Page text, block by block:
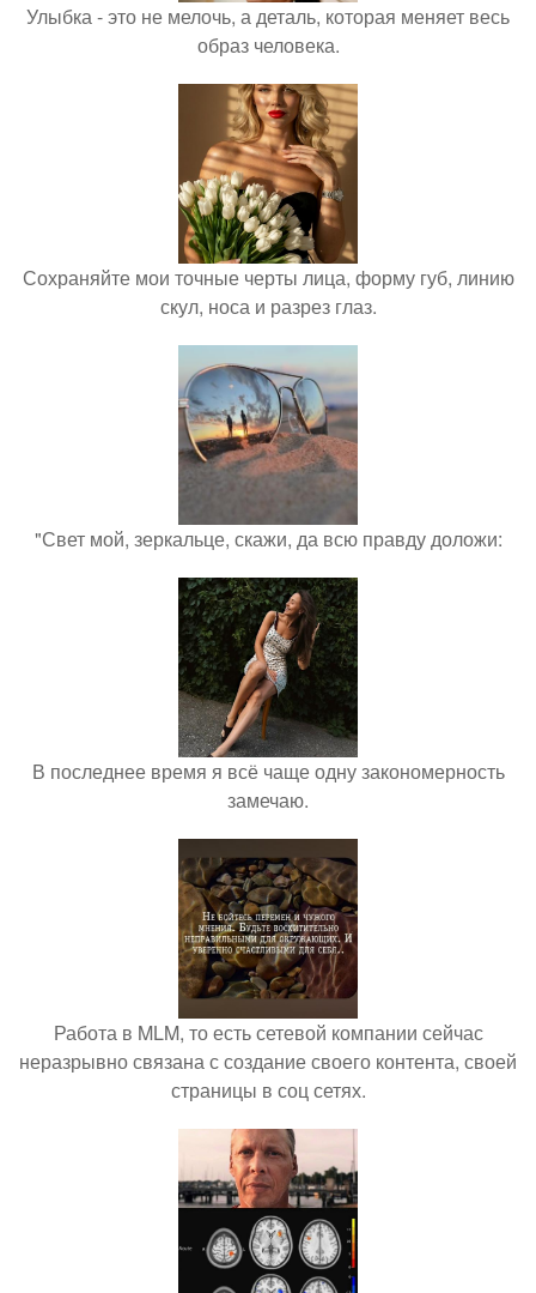
Улыбка - это не мелочь, а деталь, которая меняет весь
образ человека.
Сохраняйте мои точные черты лица, форму губ, линию
скул, носа и разрез глаз.
"Свет мой, зеркальце, скажи, да всю правду доложи:
В последнее время я всё чаще одну закономерность
замечаю.
Работа в MLM, то есть сетевой компании сейчас
неразрывно связана с создание своего контента, своей
страницы в соц сетях.